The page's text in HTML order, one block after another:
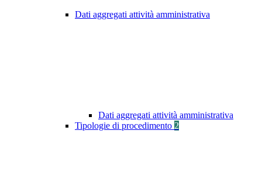
Dati aggregati attività amministrativa
Dati aggregati attività amministrativa
Tipologie di procedimento 2